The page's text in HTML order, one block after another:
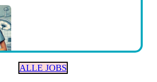
ALLE JOBS